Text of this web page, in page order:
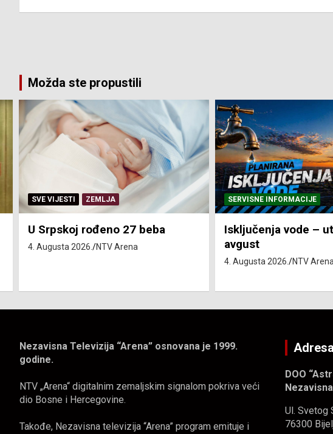
Možda ste propustili
SERVISNE INFORMACIJE
Isključenja vode – utorak 4.
avgust
SERVISNE INFORMACIJE
Isključenja el.
4. avgust
4. Augusta 2026. NTV
Nezavisna Televizija “Arena” osnovana je 1999.
godine.
NTV „Arena“ digitalnim zemaljskim signalom pokriva veći
dio Bosne i Hercegovine.
Takođe, Nezavisna televizija “Arena” program emituje i
Adresa
DOO
Ul. Svetog
76300